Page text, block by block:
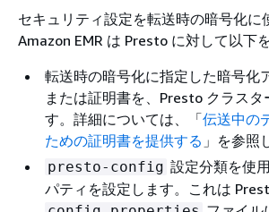
セキュリティ設定を転送時の暗号化に
Amazon EMR は Presto に対して以下
転送時の暗号化に指定した暗号化
または証明書を、Presto クラスタ
す。詳細については、「伝送中の
ための証明書を提供する 」を参照
presto-config 設定分類を使
パティを設定します。これは